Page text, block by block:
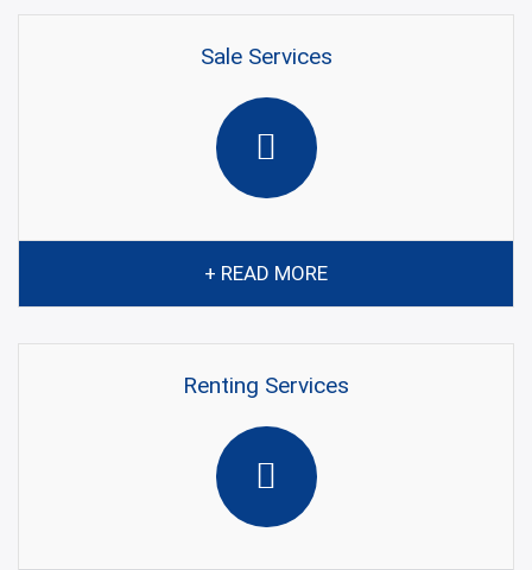
Sale Services
+ READ MORE
Renting Services